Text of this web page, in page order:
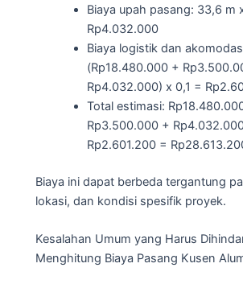
Biaya upah pasang: 33,6 m
Rp4.032.000
Biaya logistik dan
(Rp18.480.000 +
Rp4.032.000) x 0,1 =
Total estimasi:
Rp3.500.000 +
Rp2.601.200 =
Biaya ini dapat berbeda tergantung
lokasi, dan kondisi spesifik proyek.
Kesalahan Umum yang Harus
Menghitung Biaya Pasang Kusen